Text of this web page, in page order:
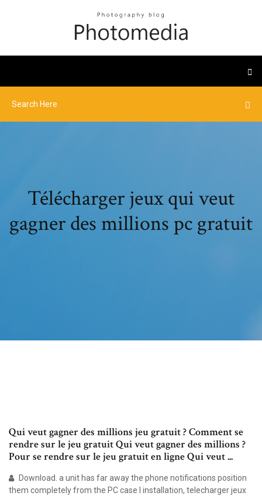
Télécharger jeux qui veut
gagner des millions pc gratuit
Qui veut gagner des millions jeu gratuit ? Comment se
rendre sur le jeu gratuit Qui veut gagner des millions ?
Pour se rendre sur le jeu gratuit en ligne Qui veut ...
Download. a unit has far away the phone notifications position
them completely from the PC case I installation, telecharger jeux